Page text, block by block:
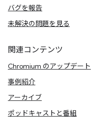
バグを報告
未解決の問題を見る
関連コンテンツ
Chromium のアップデート
事例紹介
アーカイブ
ポッドキャストと番組